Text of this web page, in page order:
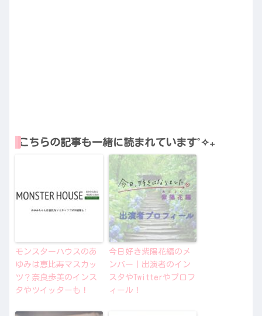
こちらの記事も一緒に読まれています˚✧₊
モンスターハウスのあ
ゆみは恵比寿マスカッ
ツ？奈良歩美のインス
タやツイッターも！
今日好き紫陽花編のメ
ンバー｜出演者のイン
スタやTwitterやプロフ
ィール！